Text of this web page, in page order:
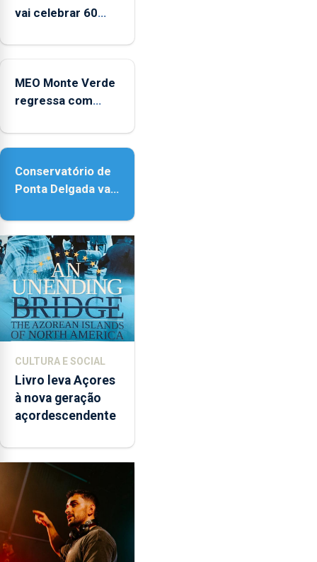
2022
2025
vai celebrar 60
no Coliseu
MEO Monte Verde
regressa com
acessibilidade
Conservatório de
Ponta Delgada vai
instrumentos
CULTURA E SOCIAL
Livro leva Açores
à nova geração
açordescendente